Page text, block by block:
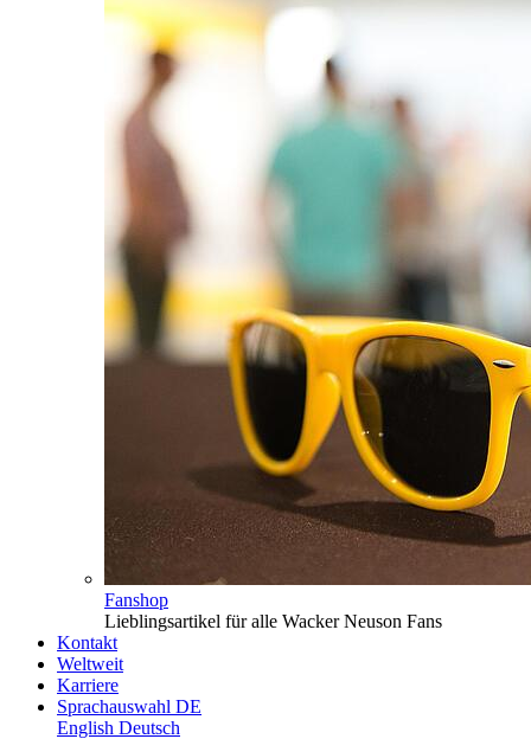
Fanshop
Lieblingsartikel für alle Wacker Neuson Fans
Kontakt
Weltweit
Karriere
Sprachauswahl DE
English Deutsch